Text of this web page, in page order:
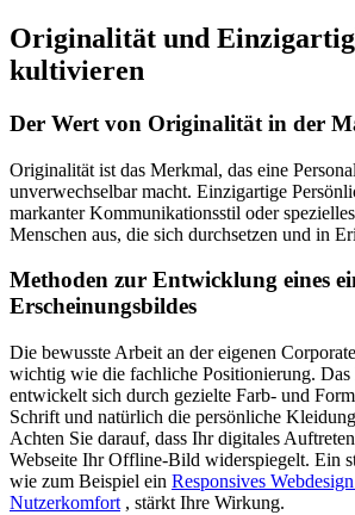
Originalität und
kultivieren
Der Wert von Originalität in der
Originalität ist das Merkmal, das eine
unverwechselbar macht. Einzigartige
markanter Kommunikationsstil oder
Menschen aus, die sich durchsetzen und in
Methoden zur Entwicklung eines
Erscheinungsbildes
Die bewusste Arbeit an der eigenen
wichtig wie die fachliche Positionierung. Das
entwickelt sich durch gezielte Farb- und
Schrift und natürlich die persönliche
Achten Sie darauf, dass Ihr digitales
Webseite Ihr Offline-Bild widerspiegelt. Ein
wie zum Beispiel ein Responsives
Nutzerkomfort , stärkt Ihre Wirkung.